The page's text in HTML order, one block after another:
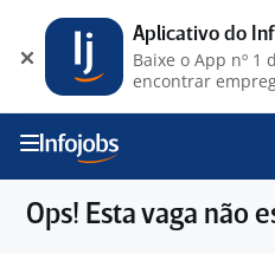
Ops! Esta vaga não
Aplicativo do
Baixe o App nº 1
encontrar